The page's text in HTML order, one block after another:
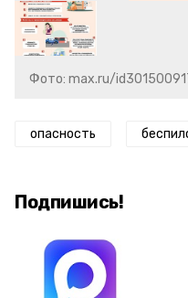
Фото: max.ru/
опасность
Подпишись!